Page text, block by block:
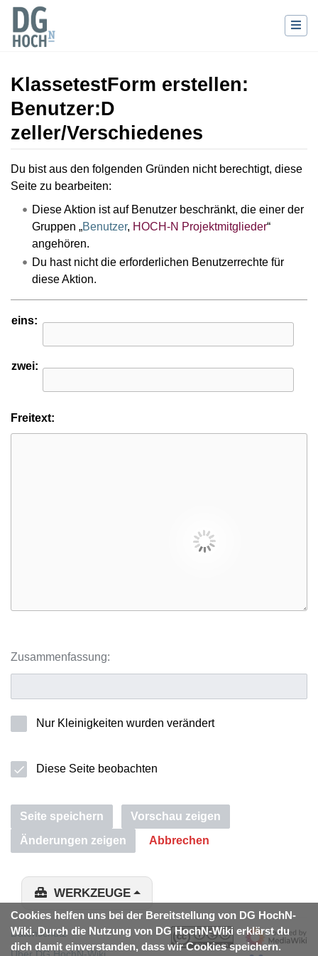
KlassetestForm erstellen:
Benutzer:D
zeller/Verschiedenes
Wechseln zu:Navigation,Suche
Du bist aus den folgenden Gründen nicht berechtigt, diese
Seite zu bearbeiten:
Diese Aktion ist auf Benutzer beschränkt, die einer der
Gruppen „Benutzer, HOCH-N Projektmitglieder“
angehören.
Du hast nicht die erforderlichen Benutzerrechte für
diese Aktion.
eins:
zwei:
Freitext:
Zusammenfassung:
Nur Kleinigkeiten wurden verändert
Diese Seite beobachten
Seite speichern
Vorschau zeigen
Änderungen zeigen
Abbrechen
Cookies helfen uns bei der Bereitstellung von DG HochN-
Wiki. Durch die Nutzung von DG HochN-Wiki erklärst du
dich damit einverstanden, dass wir Cookies speichern.
WERKZEUGE
Datenschutz